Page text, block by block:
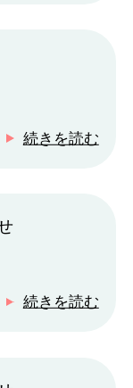
続きを読む
続きを読む